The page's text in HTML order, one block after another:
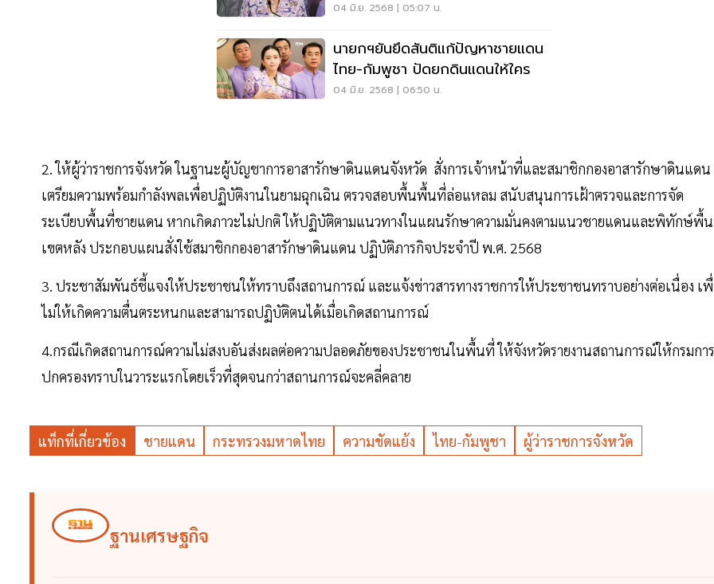
04 มิ.ย. 2568 | 05:07 น.
นายกฯยันยึดสันติแก้ปัญหาชายแดน
ไทย-กัมพูชา ปัดยกดินแดนให้ใคร
04 มิ.ย. 2568 | 06:50 น.
2. ให้ผู้ว่าราชการจังหวัด ในฐานะผู้บัญชาการอาสารักษาดินแดนจังหวัด สั่งการเจ้าหน้าที่และสมาชิกกองอาสารักษาดินแดน
เตรียมความพร้อมกำลังพลเพื่อปฏิบัติงานในยามฉุกเฉิน ตรวจสอบพื้นพื้นที่ล่อแหลม สนับสนุนการเฝ้าตรวจและการจัด
ระเบียบพื้นที่ชายแดน หากเกิดภาวะไม่ปกติ ให้ปฏิบัติตามแนวทางในแผนรักษาความมั่นคงตามแนวชายแดนและพิทักษ์พื้
เขตหลัง ประกอบแผนสั่งใช้สมาชิกกองอาสารักษาดินแดน ปฏิบัติภารกิจประจำปี พ.ศ. 2568
3. ประชาสัมพันธ์ชี้แจงให้ประชาชนให้ทราบถึงสถานการณ์ และแจ้งข่าวสารทางราชการให้ประชาชนทราบอย่างต่อเนื่อง เ
ไม่ให้เกิดความตื่นตระหนกและสามารถปฏิบัติตนได้เมื่อเกิดสถานการณ์
4.กรณีเกิดสถานการณ์ความไม่สงบอันส่งผลต่อความปลอดภัยของประชาชนในพื้นที่ ให้จังหวัดรายงานสถานการณ์ให้กรมการ
ปกครองทราบในวาระแรกโดยเร็วที่สุดจนกว่าสถานการณ์จะคลี่คลาย
แท็กที่เกี่ยวข้อง ชายแดน กระทรวงมหาดไทย ความขัดแย้ง ไทย-กัมพูชา ผู้ว่าราชการจังหวัด
ฐานเศรษฐกิจ